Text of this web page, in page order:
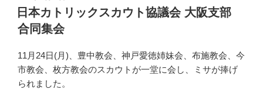
ー
ル
会
支
援
チ
稿
日:
日本カトリックスカウト協議会 大阪支部
合同集会
11月24日(月)、豊中教会、神戸愛徳姉妹会、布施教会、今
市教会、枚方教会のスカウトが一堂に会し、ミサが捧げ
られました。